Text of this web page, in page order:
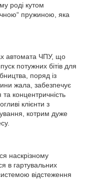
роді кутом
пружиною, яка
автомата ЧПУ, що
потужних бітів для
поряд із
жала, забезпечує
концентричність
клієнти з
котрим дуже
наскрізному
в гартувальних
відстеження